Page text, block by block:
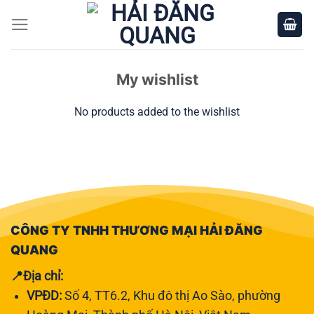
qua
My wishlist
No products added to the wishlist
CÔNG TY TNHH THƯƠNG MẠI HẢI ĐĂNG
QUANG
📍Địa chỉ:
VPĐD: Số 4, TT6.2, Khu đô thị Ao Sào, phường